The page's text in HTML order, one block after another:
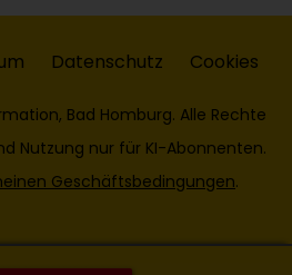
Datenschutz Cookies
Bad Homburg. Alle Rechte
Nutzung nur für KI-Abonnenten.
Geschäftsbedingungen.